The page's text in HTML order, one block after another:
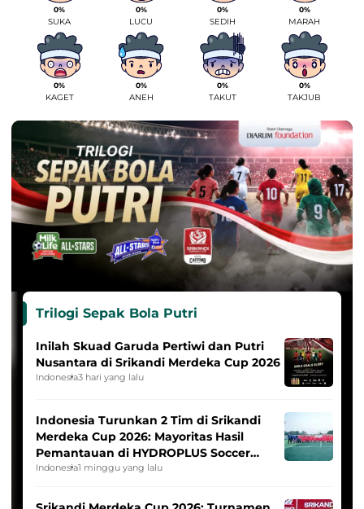
0%
SUKA
0%
LUCU
0%
SEDIH
0%
MARAH
0%
KAGET
0%
ANEH
0%
TAKUT
0%
TAKJUB
Trilogi Sepak Bola Putri
Inilah Skuad Garuda Pertiwi dan Putri
Nusantara di Srikandi Merdeka Cup 2026
Indonesia3 hari yang lalu
Indonesia Turunkan 2 Tim di Srikandi
Merdeka Cup 2026: Mayoritas Hasil
Pemantauan di HYDROPLUS Soccer
League
Indonesia1 minggu yang lalu